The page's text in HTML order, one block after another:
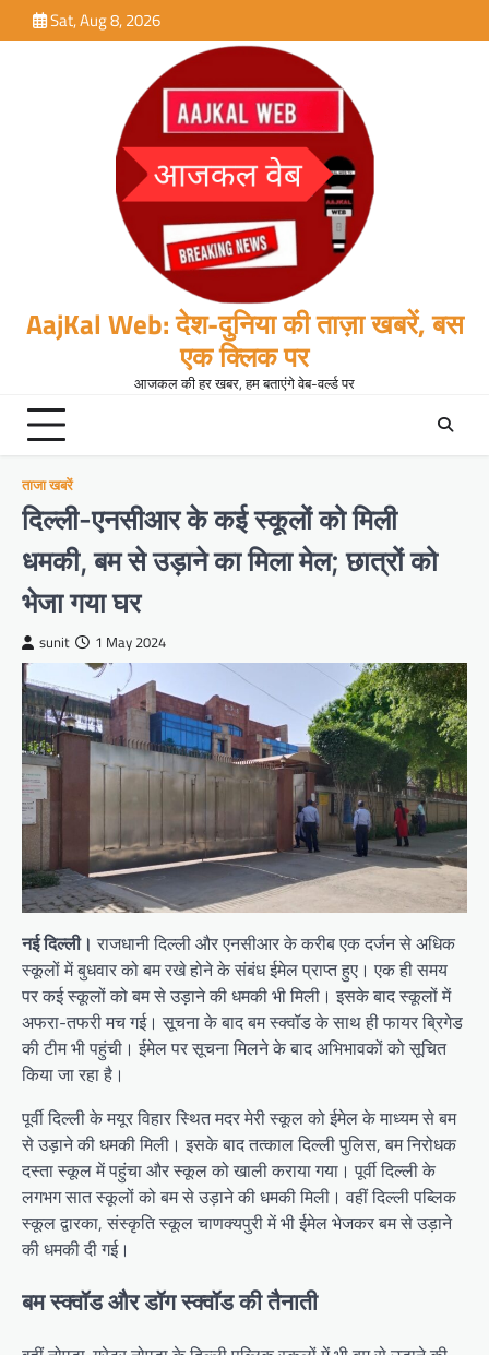
to
Sat, Aug 8, 2026
AajKal Web: देश-दुनिया की ताज़ा खबरें, बस
एक क्लिक पर
आजकल की हर खबर, हम बताएंगे वेब-वर्ल्ड पर
ताजा खबरें
दिल्ली-एनसीआर के कई स्कूलों को मिली
धमकी, बम से उड़ाने का मिला मेल; छात्रों को
भेजा गया घर
sunit 1 May 2024
नई दिल्ली। राजधानी दिल्ली और एनसीआर के करीब एक दर्जन से अधिक
स्कूलों में बुधवार को बम रखे होने के संबंध ईमेल प्राप्त हुए। एक ही समय
पर कई स्कूलों को बम से उड़ाने की धमकी भी मिली। इसके बाद स्कूलों में
अफरा-तफरी मच गई। सूचना के बाद बम स्क्वॉड के साथ ही फायर ब्रिगेड
की टीम भी पहुंची। ईमेल पर सूचना मिलने के बाद अभिभावकों को सूचित
किया जा रहा है।
पूर्वी दिल्ली के मयूर विहार स्थित मदर मेरी स्कूल को ईमेल के माध्यम से बम
से उड़ाने की धमकी मिली। इसके बाद तत्काल दिल्ली पुलिस, बम निरोधक
दस्ता स्कूल में पहुंचा और स्कूल को खाली कराया गया। पूर्वी दिल्ली के
लगभग सात स्कूलों को बम से उड़ाने की धमकी मिली। वहीं दिल्ली पब्लिक
स्कूल द्वारका, संस्कृति स्कूल चाणक्यपुरी में भी ईमेल भेजकर बम से उड़ाने
की धमकी दी गई।
बम स्क्वॉड और डॉग स्क्वॉड की तैनाती